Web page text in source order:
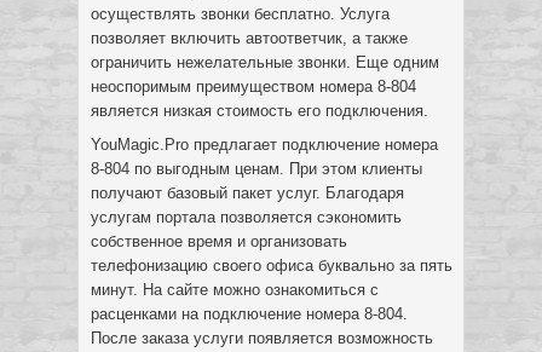
осуществлять звонки бесплатно. Услуга
позволяет включить автоответчик, а также
ограничить нежелательные звонки. Еще одним
неоспоримым преимуществом номера 8-804
является низкая стоимость его подключения.
YouMagic.Pro предлагает подключение номера
8-804 по выгодным ценам. При этом клиенты
получают базовый пакет услуг. Благодаря
услугам портала позволяется сэкономить
собственное время и организовать
телефонизацию своего офиса буквально за пять
минут. На сайте можно ознакомиться с
расценками на подключение номера 8-804.
После заказа услуги появляется возможность